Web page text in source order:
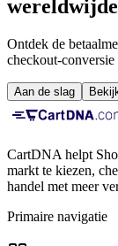
Ontdek de
checkout-
Aan de slag
CartDNA helpt
markt te kiezen,
handel met meer
Primaire navigatie